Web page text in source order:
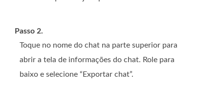
Passo 2.
Toque no nome do chat na parte superior para
abrir a tela de informações do chat. Role para
baixo e selecione “Exportar chat”.